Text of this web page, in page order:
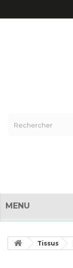
MENU
Tissus